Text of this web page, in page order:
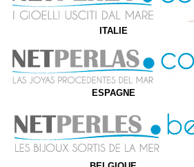
ITALIE
ESPAGNE